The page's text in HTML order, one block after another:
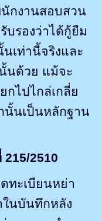
กงานสอบสวน
บรองว่าได้กู้ยืม
เท่านี้จริงและ
นด้วย แม้จะ
กไปไกล่เกลี่ย
นั้นเป็นหลักฐาน
215/2510
ทะเบียนหย่า
ในบันทึกหลัง